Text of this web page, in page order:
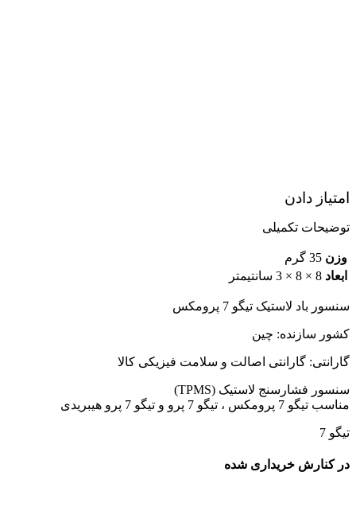
امتیاز دادن
توضیحات تکمیلی
وزن 35 گرم
ابعاد 8 × 8 × 3 سانتیمتر
سنسور باد لاستیک تیگو 7 پرومکس
کشور سازنده: چین
گارانتی: گارانتی اصالت و سلامت فیزیکی کالا
سنسور فشارسنج لاستیک (TPMS)
مناسب تیگو 7 پرومکس ، تیگو 7 پرو و تیگو 7 پرو هیبریدی
تیگو 7
در کنارش خریداری شده